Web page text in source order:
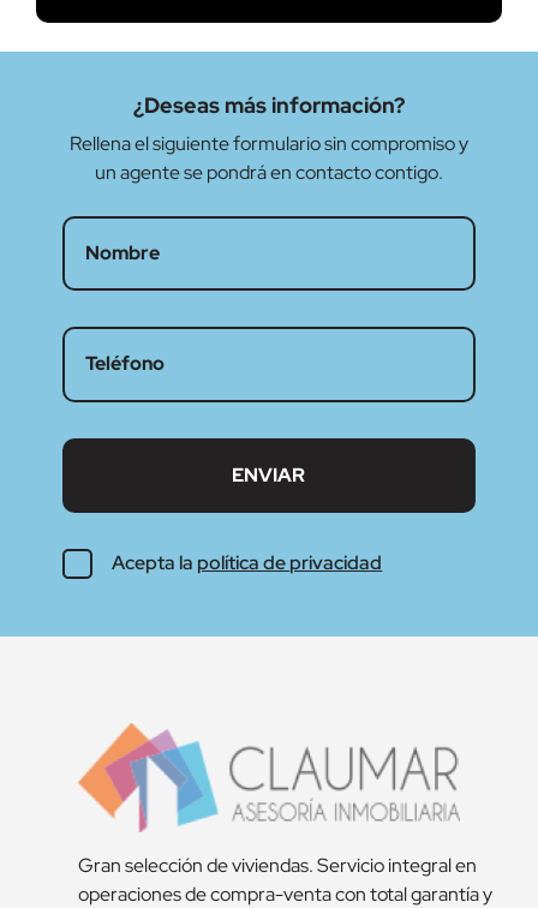
¿Deseas más información?
Rellena el siguiente formulario sin compromiso y
un agente se pondrá en contacto contigo.
Acepta la política de privacidad
Gran selección de viviendas. Servicio integral en
operaciones de compra-venta con total garantía y